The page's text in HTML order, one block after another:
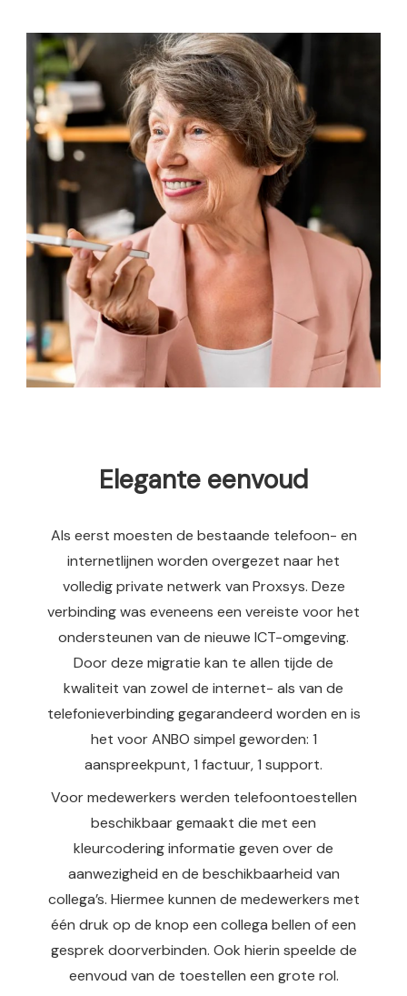
Elegante eenvoud
Als eerst moesten de bestaande telefoon- en
internetlijnen worden overgezet naar het
volledig private netwerk van Proxsys. Deze
verbinding was eveneens een vereiste voor het
ondersteunen van de nieuwe ICT-omgeving.
Door deze migratie kan te allen tijde de
kwaliteit van zowel de internet- als van de
telefonieverbinding gegarandeerd worden en is
het voor ANBO simpel geworden: 1
aanspreekpunt, 1 factuur, 1 support.
Voor medewerkers werden telefoontoestellen
beschikbaar gemaakt die met een
kleurcodering informatie geven over de
aanwezigheid en de beschikbaarheid van
collega’s. Hiermee kunnen de medewerkers met
één druk op de knop een collega bellen of een
gesprek doorverbinden. Ook hierin speelde de
eenvoud van de toestellen een grote rol.